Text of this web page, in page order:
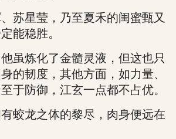
星莹，乃至夏禾的闺蜜甄又
能稳胜。
炼化了金髓灵液，但这也只
的韧度，其他方面，如力量、
于防御，江玄一点都不占优。
龙之体的黎尽，肉身便远在